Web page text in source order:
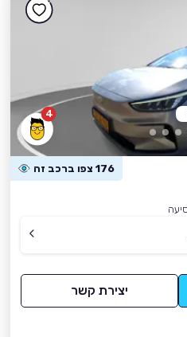
4
176 צפו ברכב זה
יצירת קשר